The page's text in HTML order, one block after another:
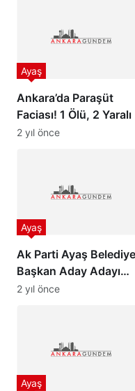
Ankara’da Paraşüt
Faciası! 1 Ölü, 2 Yaralı
Ayaş
2 yıl önce
Ak Parti Ayaş Belediye
Başkan Aday Adayı
Sakin Gökmen, ”
Ayaş
2 yıl önce
Ayaş